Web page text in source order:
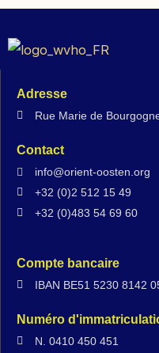
Adresse
Rue Marie de
Contact
info@orient-oosten.org
+32 (0)2 512 15 49
+32 (0)483 54 69 60
Compte bancaire
IBAN BE51 5230 8142
Numéro
N. 0410 450 451